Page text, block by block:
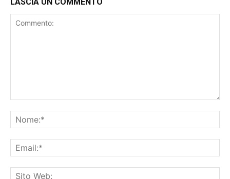
Salva il mio nome, e-mail e sito Web in questo browser per
la prossima volta che commento.